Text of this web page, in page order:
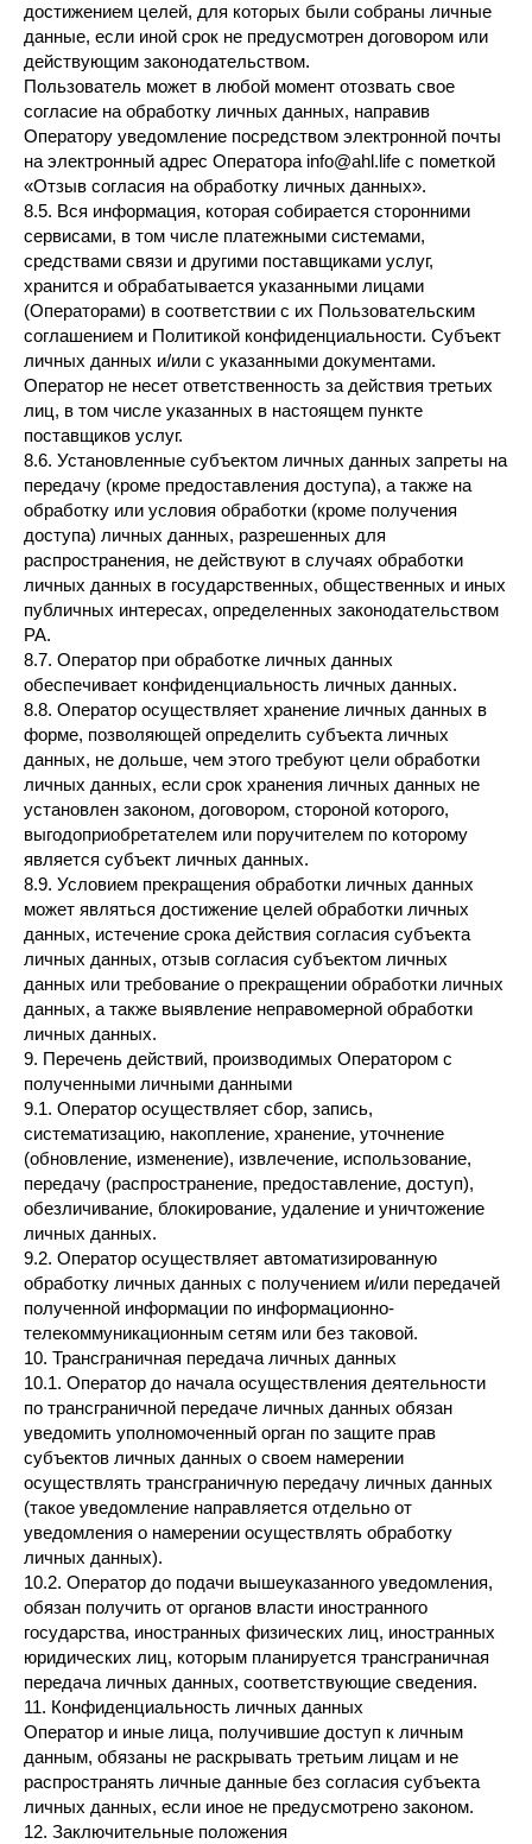
достижением целей, для которых были собраны личные
данные, если иной срок не предусмотрен договором или
действующим законодательством.
Пользователь может в любой момент отозвать свое
согласие на обработку личных данных, направив
Оператору уведомление посредством электронной почты
на электронный адрес Оператора info@ahl.life с пометкой
«Отзыв согласия на обработку личных данных».
8.5. Вся информация, которая собирается сторонними
сервисами, в том числе платежными системами,
средствами связи и другими поставщиками услуг,
хранится и обрабатывается указанными лицами
(Операторами) в соответствии с их Пользовательским
соглашением и Политикой конфиденциальности. Субъект
личных данных и/или с указанными документами.
Оператор не несет ответственность за действия третьих
лиц, в том числе указанных в настоящем пункте
поставщиков услуг.
8.6. Установленные субъектом личных данных запреты на
передачу (кроме предоставления доступа), а также на
обработку или условия обработки (кроме получения
доступа) личных данных, разрешенных для
распространения, не действуют в случаях обработки
личных данных в государственных, общественных и иных
публичных интересах, определенных законодательством
РА.
8.7. Оператор при обработке личных данных
обеспечивает конфиденциальность личных данных.
8.8. Оператор осуществляет хранение личных данных в
форме, позволяющей определить субъекта личных
данных, не дольше, чем этого требуют цели обработки
личных данных, если срок хранения личных данных не
установлен законом, договором, стороной которого,
выгодоприобретателем или поручителем по которому
является субъект личных данных.
8.9. Условием прекращения обработки личных данных
может являться достижение целей обработки личных
данных, истечение срока действия согласия субъекта
личных данных, отзыв согласия субъектом личных
данных или требование о прекращении обработки личных
данных, а также выявление неправомерной обработки
личных данных.
9. Перечень действий, производимых Оператором с
полученными личными данными
9.1. Оператор осуществляет сбор, запись,
систематизацию, накопление, хранение, уточнение
(обновление, изменение), извлечение, использование,
передачу (распространение, предоставление, доступ),
обезличивание, блокирование, удаление и уничтожение
личных данных.
9.2. Оператор осуществляет автоматизированную
обработку личных данных с получением и/или передачей
полученной информации по информационно-
телекоммуникационным сетям или без таковой.
10. Трансграничная передача личных данных
10.1. Оператор до начала осуществления деятельности
по трансграничной передаче личных данных обязан
уведомить уполномоченный орган по защите прав
субъектов личных данных о своем намерении
осуществлять трансграничную передачу личных данных
(такое уведомление направляется отдельно от
уведомления о намерении осуществлять обработку
личных данных).
10.2. Оператор до подачи вышеуказанного уведомления,
обязан получить от органов власти иностранного
государства, иностранных физических лиц, иностранных
юридических лиц, которым планируется трансграничная
передача личных данных, соответствующие сведения.
11. Конфиденциальность личных данных
Оператор и иные лица, получившие доступ к личным
данным, обязаны не раскрывать третьим лицам и не
распространять личные данные без согласия субъекта
личных данных, если иное не предусмотрено законом.
12. Заключительные положения